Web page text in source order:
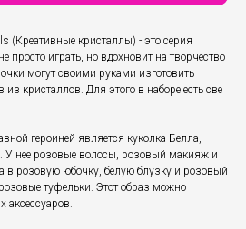
(Креативные кристаллы) - это серия
просто играть, но вдохновит на творчество
могут своими руками изготовить
из кристаллов. Для этого в наборе есть све
героиней является куколка Белла,
У нее розовые волосы, розовый макияж и
в розовую юбочку, белую блузку и розовый
туфельки. Этот образ можно
аксессуаров.